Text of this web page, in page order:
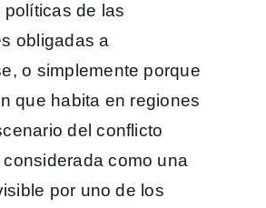
de las
obligadas a
o simplemente porque
que habita en regiones
del conflicto
como una
por uno de los